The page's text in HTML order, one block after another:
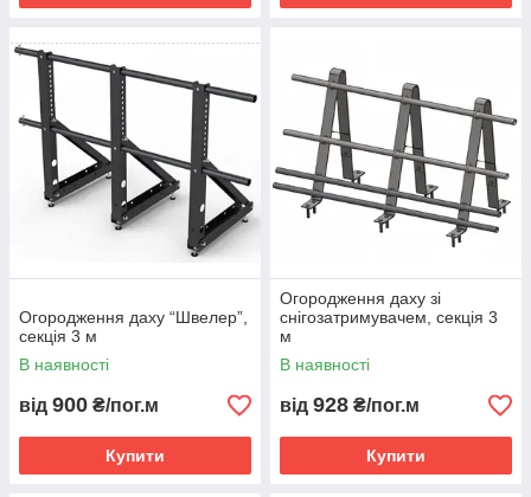
Огородження даху “Швелер”,
секція 3 м
В наявності
від 900 ₴/пог.м
Купити
Огородження даху зі
снігозатримувачем, секція 3
м
В наявності
від 928 ₴/пог.м
Купити